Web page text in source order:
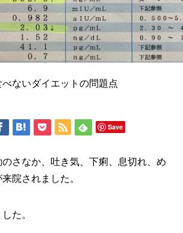
ないダイエットの問題点
Save
さなか、吐き気、下痢、息切れ、め
院されました。
た。